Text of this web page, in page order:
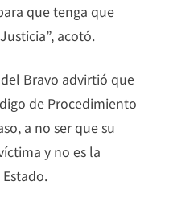
que tenga que
acotó.
Bravo advirtió que
de Procedimiento
a no ser que su
y no es la